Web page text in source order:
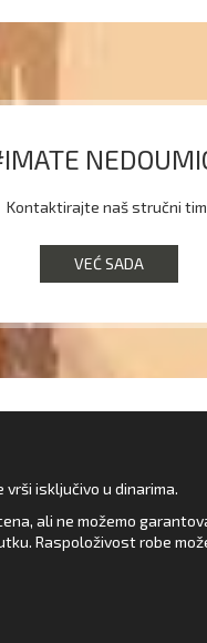
Kontaktirajte naš stručni
VEĆ SADA
isključivo u dinarima.
ali ne možemo
Raspoloživost robe